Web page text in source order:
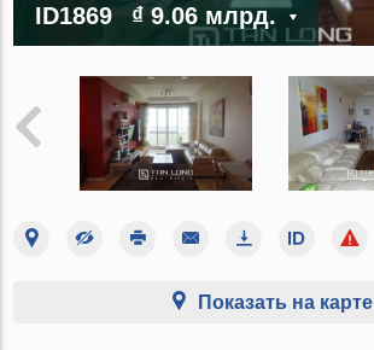
ID1869 ₫ 9.06 млрд.
Показать на карте